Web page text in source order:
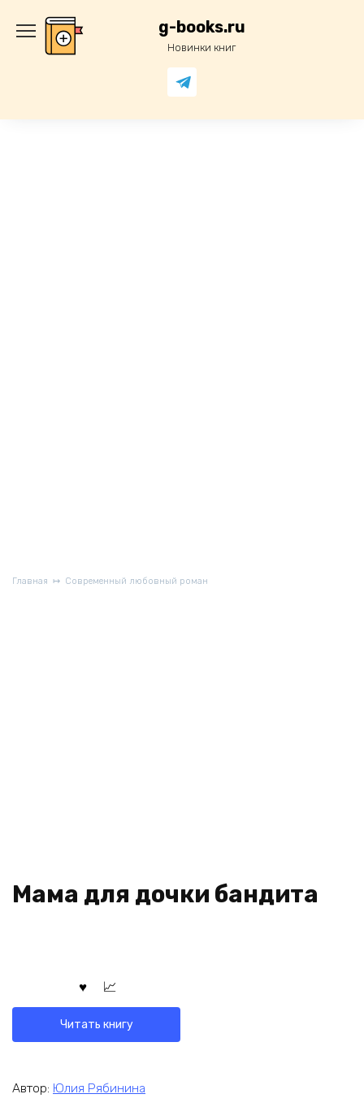
содержанию
g-books.ru
Новинки книг
Главная Современный любовный роман
Мама для дочки бандита
Читать книгу
Автор: Юлия Рябинина